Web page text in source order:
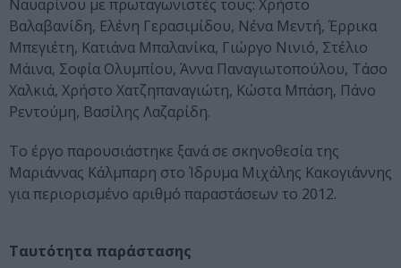
Ναυαρίνου με πρωταγωνιστές τους: Χρήστο
Βαλαβανίδη, Ελένη Γερασιμίδου, Νένα Μεντή, Έρρικα
Μπεγιέτη, Κατιάνα Μπαλανίκα, Γιώργο Νινιό, Στέλιο
Μάινα, Σοφία Ολυμπίου, Άννα Παναγιωτοπούλου, Τάσο
Χαλκιά, Χρήστο Χατζηπαναγιώτη, Κώστα Μπάση, Πάνο
Ρεντούμη, Βασίλης Λαζαρίδη.
Το έργο παρουσιάστηκε ξανά σε σκηνοθεσία της
Μαριάννας Κάλμπαρη στο Ίδρυμα Μιχάλης Κακογιάννης
για περιορισμένο αριθμό παραστάσεων το 2012.
Ταυτότητα παράστασης